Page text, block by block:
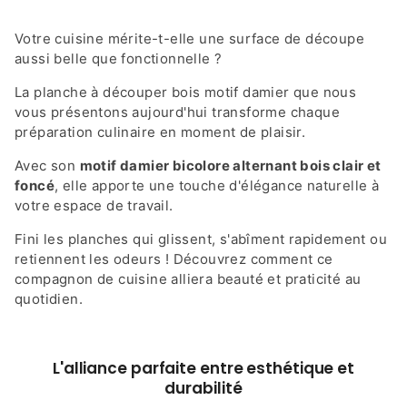
Votre cuisine mérite-t-elle une surface de découpe
aussi belle que fonctionnelle ?
La planche à découper bois motif damier que nous
vous présentons aujourd'hui transforme chaque
préparation culinaire en moment de plaisir.
Avec son motif damier bicolore alternant bois clair et
foncé, elle apporte une touche d'élégance naturelle à
votre espace de travail.
Fini les planches qui glissent, s'abîment rapidement ou
retiennent les odeurs ! Découvrez comment ce
compagnon de cuisine alliera beauté et praticité au
quotidien.
L'alliance parfaite entre esthétique et
durabilité